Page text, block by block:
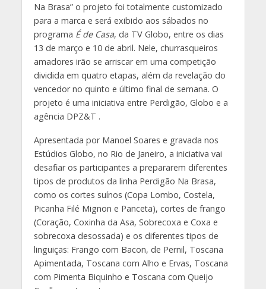
Na Brasa” o projeto foi totalmente customizado
para a marca e será exibido aos sábados no
programa É de Casa, da TV Globo, entre os dias
13 de março e 10 de abril. Nele, churrasqueiros
amadores irão se arriscar em uma competição
dividida em quatro etapas, além da revelação do
vencedor no quinto e último final de semana. O
projeto é uma iniciativa entre Perdigão, Globo e a
agência DPZ&T .
Apresentada por Manoel Soares e gravada nos
Estúdios Globo, no Rio de Janeiro, a iniciativa vai
desafiar os participantes a prepararem diferentes
tipos de produtos da linha Perdigão Na Brasa,
como os cortes suínos (Copa Lombo, Costela,
Picanha Filé Mignon e Panceta), cortes de frango
(Coração, Coxinha da Asa, Sobrecoxa e Coxa e
sobrecoxa desossada) e os diferentes tipos de
linguiças: Frango com Bacon, de Pernil, Toscana
Apimentada, Toscana com Alho e Ervas, Toscana
com Pimenta Biquinho e Toscana com Queijo